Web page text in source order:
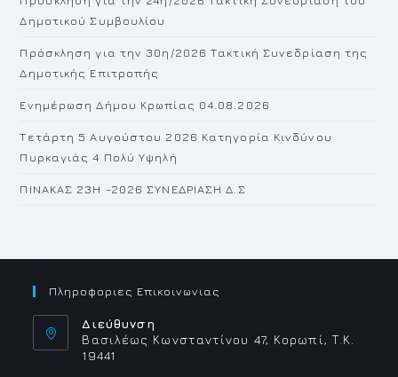
Δημοτικού Συμβουλίου
Πρόσκληση για την 30η/2026 Τακτική Συνεδρίαση της
Δημοτικής Επιτροπής
Ενημέρωση Δήμου Κρωπίας 04.08.2026
Τετάρτη 5 Αυγούστου 2026 Κατηγορία Κινδύνου
Πυρκαγιάς 4 Πολύ Υψηλή
ΠΙΝΑΚΑΣ 23H -2026 ΣΥΝΕΔΡΙΑΣΗ Δ.Σ
Πληροφοριες Επικοινωνιας
Διεύθυνση
Βασιλέως Κωνσταντίνου 47, Κορωπί, Τ.Κ.
19441